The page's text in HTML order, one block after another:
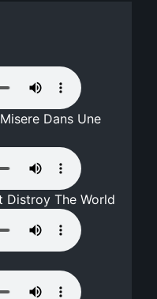
Dans Une
Distroy The World